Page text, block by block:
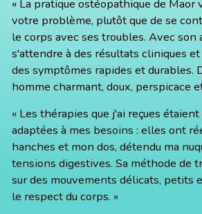
« La pratique ostéopathique de Maor
votre problème, plutôt que de se
le corps avec ses troubles. Avec son
s'attendre à des résultats cliniques
des symptômes rapides et durables.
homme charmant, doux, perspicace
« Les thérapies que j'ai reçues
adaptées à mes besoins : elles ont
hanches et mon dos, détendu ma
tensions digestives. Sa méthode de
sur des mouvements délicats, petits
le respect du corps. »